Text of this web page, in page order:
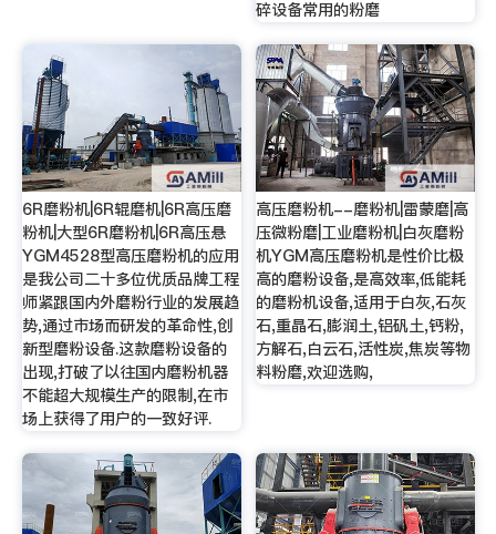
碎设备常用的粉磨
6R磨粉机|6R辊磨机|6R高压磨
粉机|大型6R磨粉机|6R高压悬
YGM4528型高压磨粉机的应用
是我公司二十多位优质品牌工程
师紧跟国内外磨粉行业的发展趋
势,通过市场而研发的革命性,创
新型磨粉设备.这款磨粉设备的
出现,打破了以往国内磨粉机器
不能超大规模生产的限制,在市
场上获得了用户的一致好评.
高压磨粉机--磨粉机|雷蒙磨|高
压微粉磨|工业磨粉机|白灰磨粉
机YGM高压磨粉机是性价比极
高的磨粉设备,是高效率,低能耗
的磨粉机设备,适用于白灰,石灰
石,重晶石,膨润土,铝矾土,钙粉,
方解石,白云石,活性炭,焦炭等物
料粉磨,欢迎选购,